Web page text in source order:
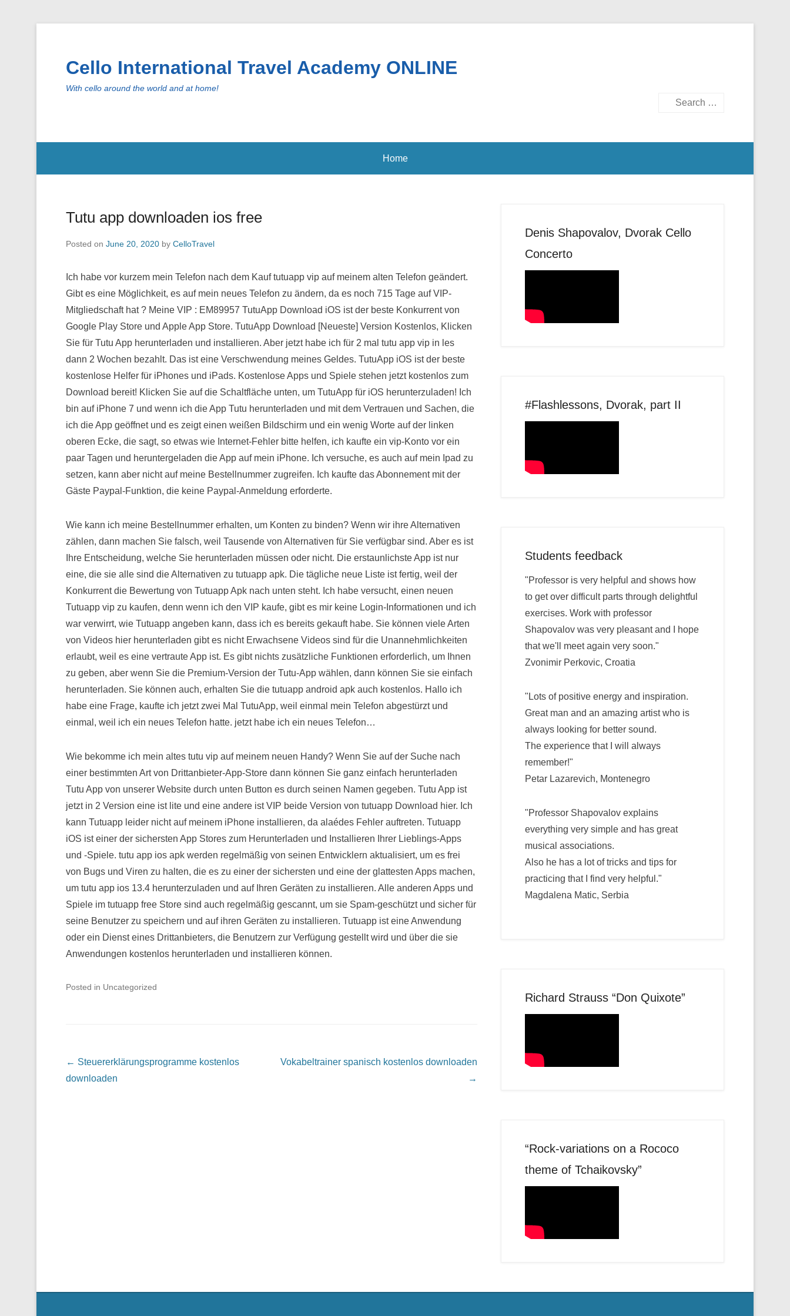
Cello International Travel Academy ONLINE
With cello around the world and at home!
Search
Home
Tutu app downloaden ios free
Posted on June 20, 2020 by CelloTravel
Ich habe vor kurzem mein Telefon nach dem Kauf tutuapp vip auf meinem alten Telefon geändert.
Gibt es eine Möglichkeit, es auf mein neues Telefon zu ändern, da es noch 715 Tage auf VIP-
Mitgliedschaft hat ? Meine VIP : EM89957 TutuApp Download iOS ist der beste Konkurrent von
Google Play Store und Apple App Store. TutuApp Download [Neueste] Version Kostenlos, Klicken
Sie für Tutu App herunterladen und installieren. Aber jetzt habe ich für 2 mal tutu app vip in les
dann 2 Wochen bezahlt. Das ist eine Verschwendung meines Geldes. TutuApp iOS ist der beste
kostenlose Helfer für iPhones und iPads. Kostenlose Apps und Spiele stehen jetzt kostenlos zum
Download bereit! Klicken Sie auf die Schaltfläche unten, um TutuApp für iOS herunterzuladen! Ich
bin auf iPhone 7 und wenn ich die App Tutu herunterladen und mit dem Vertrauen und Sachen, die
ich die App geöffnet und es zeigt einen weißen Bildschirm und ein wenig Worte auf der linken
oberen Ecke, die sagt, so etwas wie Internet-Fehler bitte helfen, ich kaufte ein vip-Konto vor ein
paar Tagen und heruntergeladen die App auf mein iPhone. Ich versuche, es auch auf mein Ipad zu
setzen, kann aber nicht auf meine Bestellnummer zugreifen. Ich kaufte das Abonnement mit der
Gäste Paypal-Funktion, die keine Paypal-Anmeldung erforderte.
Wie kann ich meine Bestellnummer erhalten, um Konten zu binden? Wenn wir ihre Alternativen
zählen, dann machen Sie falsch, weil Tausende von Alternativen für Sie verfügbar sind. Aber es ist
Ihre Entscheidung, welche Sie herunterladen müssen oder nicht. Die erstaunlichste App ist nur
eine, die sie alle sind die Alternativen zu tutuapp apk. Die tägliche neue Liste ist fertig, weil der
Konkurrent die Bewertung von Tutuapp Apk nach unten steht. Ich habe versucht, einen neuen
Tutuapp vip zu kaufen, denn wenn ich den VIP kaufe, gibt es mir keine Login-Informationen und ich
war verwirrt, wie Tutuapp angeben kann, dass ich es bereits gekauft habe. Sie können viele Arten
von Videos hier herunterladen gibt es nicht Erwachsene Videos sind für die Unannehmlichkeiten
erlaubt, weil es eine vertraute App ist. Es gibt nichts zusätzliche Funktionen erforderlich, um Ihnen
zu geben, aber wenn Sie die Premium-Version der Tutu-App wählen, dann können Sie sie einfach
herunterladen. Sie können auch, erhalten Sie die tutuapp android apk auch kostenlos. Hallo ich
habe eine Frage, kaufte ich jetzt zwei Mal TutuApp, weil einmal mein Telefon abgestürzt und
einmal, weil ich ein neues Telefon hatte. jetzt habe ich ein neues Telefon…
Wie bekomme ich mein altes tutu vip auf meinem neuen Handy? Wenn Sie auf der Suche nach
einer bestimmten Art von Drittanbieter-App-Store dann können Sie ganz einfach herunterladen
Tutu App von unserer Website durch unten Button es durch seinen Namen gegeben. Tutu App ist
jetzt in 2 Version eine ist lite und eine andere ist VIP beide Version von tutuapp Download hier. Ich
kann Tutuapp leider nicht auf meinem iPhone installieren, da alaédes Fehler auftreten. Tutuapp
iOS ist einer der sichersten App Stores zum Herunterladen und Installieren Ihrer Lieblings-Apps
und -Spiele. tutu app ios apk werden regelmäßig von seinen Entwicklern aktualisiert, um es frei
von Bugs und Viren zu halten, die es zu einer der sichersten und eine der glattesten Apps machen,
um tutu app ios 13.4 herunterzuladen und auf Ihren Geräten zu installieren. Alle anderen Apps und
Spiele im tutuapp free Store sind auch regelmäßig gescannt, um sie Spam-geschützt und sicher für
seine Benutzer zu speichern und auf ihren Geräten zu installieren. Tutuapp ist eine Anwendung
oder ein Dienst eines Drittanbieters, die Benutzern zur Verfügung gestellt wird und über die sie
Anwendungen kostenlos herunterladen und installieren können.
Posted in Uncategorized
Post navigation
← Steuererklärungsprogramme kostenlos
downloaden
Vokabeltrainer spanisch kostenlos downloaden
→
Denis Shapovalov, Dvorak Cello
Concerto
#Flashlessons, Dvorak, part II
Students feedback
"Professor is very helpful and shows how
to get over difficult parts through delightful
exercises. Work with professor
Shapovalov was very pleasant and I hope
that we'll meet again very soon."
Zvonimir Perkovic, Croatia
"Lots of positive energy and inspiration.
Great man and an amazing artist who is
always looking for better sound.
The experience that I will always
remember!"
Petar Lazarevich, Montenegro
"Professor Shapovalov explains
everything very simple and has great
musical associations.
Also he has a lot of tricks and tips for
practicing that I find very helpful."
Magdalena Matic, Serbia
Richard Strauss “Don Quixote”
“Rock-variations on a Rococo
theme of Tchaikovsky”